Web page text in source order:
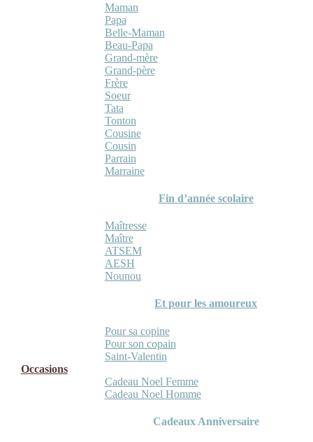
Maman
Papa
Belle-Maman
Beau-Papa
Grand-mère
Grand-père
Frère
Soeur
Tata
Tonton
Cousine
Cousin
Parrain
Marraine
Fin d’année scolaire
Maîtresse
Maître
ATSEM
AESH
Nounou
Et pour les amoureux
Pour sa copine
Pour son copain
Saint-Valentin
Occasions
Cadeau Noel Femme
Cadeau Noel Homme
Cadeaux Anniversaire